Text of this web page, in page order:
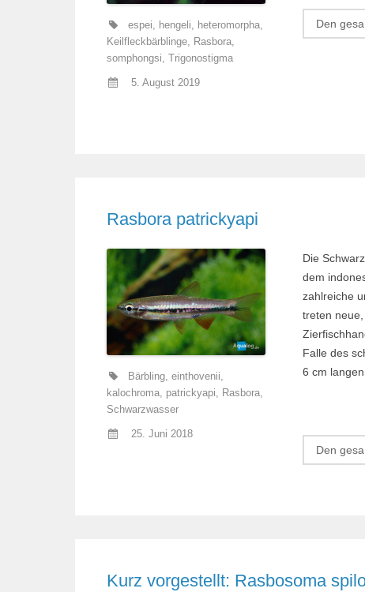
espei, hengeli, heteromorpha,
Keilfleckbärblinge, Rasbora,
somphongsi, Trigonostigma
5. August 2019
Den
Rasbora patrickyapi
Bärbling ,einthovenii
kalochroma, patrickyapi Rasbora,
Schwarzwasser
25. Juni 2018
Die
dem
zahlreiche
treten
Falle des
6 cm
Den
Kurz vorgestellt: Rasbosoma